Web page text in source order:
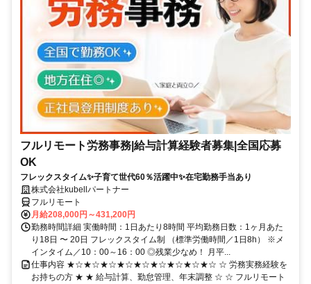
フルリモート労務事務|給与計算経験者募集|全国応募
OK
フレックスタイム✨子育て世代60％活躍中✨在宅勤務手当あり
株式会社kubellパートナー
フルリモート
月給208,000円～431,200円
勤務時間詳細 実働時間：1日あたり8時間 平均勤務日数：1ヶ月あた
り18日 〜 20日 フレックスタイム制 （標準労働時間／1日8h） ※メ
インタイム／10：00～16：00 ◎残業少なめ！ 月平...
仕事内容 ★☆★☆★☆★☆★☆★☆★☆★☆★☆ ☆ 労務実務経験を
お持ちの方 ★ ★ 給与計算、勤怠管理、年末調整 ☆ ☆ フルリモート